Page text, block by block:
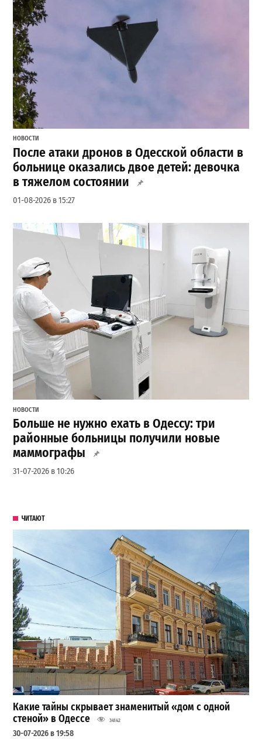
НОВОСТИ
После атаки дронов в Одесской области в
больнице оказались двое детей: девочка
в тяжелом состоянии
01-08-2026 в 15:27
НОВОСТИ
Больше не нужно ехать в Одессу: три
районные больницы получили новые
маммографы
31-07-2026 в 10:26
ЧИТАЮТ
Какие тайны скрывает знаменитый «дом с одной
стеной» в Одессе
34142
30-07-2026 в 19:58